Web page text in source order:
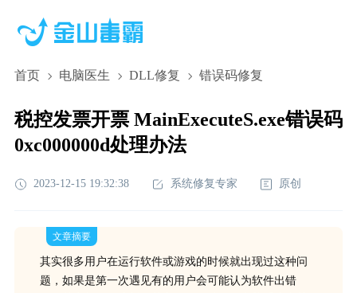
首页 电脑医生 DLL修复 错误码修复
税控发票开票 MainExecuteS.exe错误码
0xc000000d处理办法
2023-12-15 19:32:38 系统修复专家 原创
文章摘要
其实很多用户在运行软件或游戏的时候就出现过这种问
题，如果是第一次遇见有的用户会可能认为软件出错